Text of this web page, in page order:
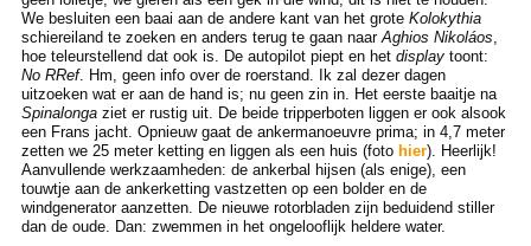
We besluiten een baai aan de andere kant van het grote Kolokythia
schiereiland te zoeken en anders terug te gaan naarAghios Nikoláos,
hoe teleurstellend dat ook is. De autopilot piept en het displaytoont:
No RRef. Hm, geen info over de roerstand. Ik zal dezer dagen
uitzoeken wat er aan de hand is; nu geen zin in. Het eerste baaitje na
Spinalongaziet er rustig uit. De beide tripperboten liggen er ook alsook
een Frans jacht. Opnieuw gaat de ankermanoeuvre prima; in 4,7 meter
zetten we 25 meter ketting en liggen als een huis (foto hier). Heerlijk!
Aanvullende werkzaamheden: de ankerbal hijsen (als enige), een
touwtje aan de ankerketting vastzetten op een bolder en de
windgenerator aanzetten. De nieuwe rotorbladen zijn beduidend stiller
dan de oude. Dan: zwemmen in het ongelooflijk heldere water.